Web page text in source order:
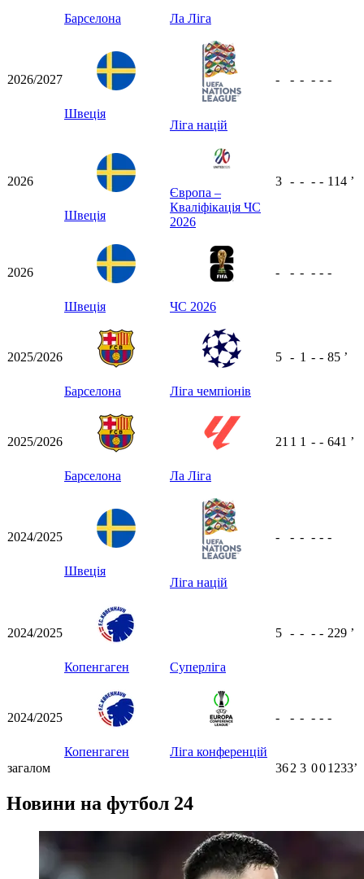
Барселона Ла Ліга
2026/2027
Швеція
Ліга націй
- - - - - -
2026
Швеція
Європа –
Кваліфікація ЧС
2026
3 - - - - 114 ʼ
2026
Швеція ЧС 2026
- - - - - -
2025/2026
Барселона Ліга чемпіонів
5 - 1 - - 85 ʼ
2025/2026
Барселона Ла Ліга
21 1 1 - - 641 ʼ
2024/2025
Швеція
Ліга націй
- - - - - -
2024/2025
Копенгаген Суперліга
5 - - - - 229 ʼ
2024/2025
Копенгаген Ліга конференцій
- - - - - -
загалом 362 3 001233ʼ
Новини на футбол 24